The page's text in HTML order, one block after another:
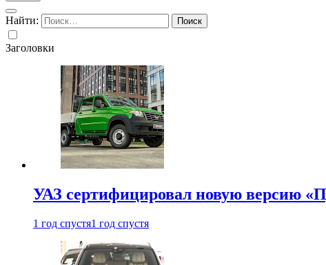
Найти:
Заголовки
УАЗ сертифицировал новую версию
1 год спустя1 год спустя